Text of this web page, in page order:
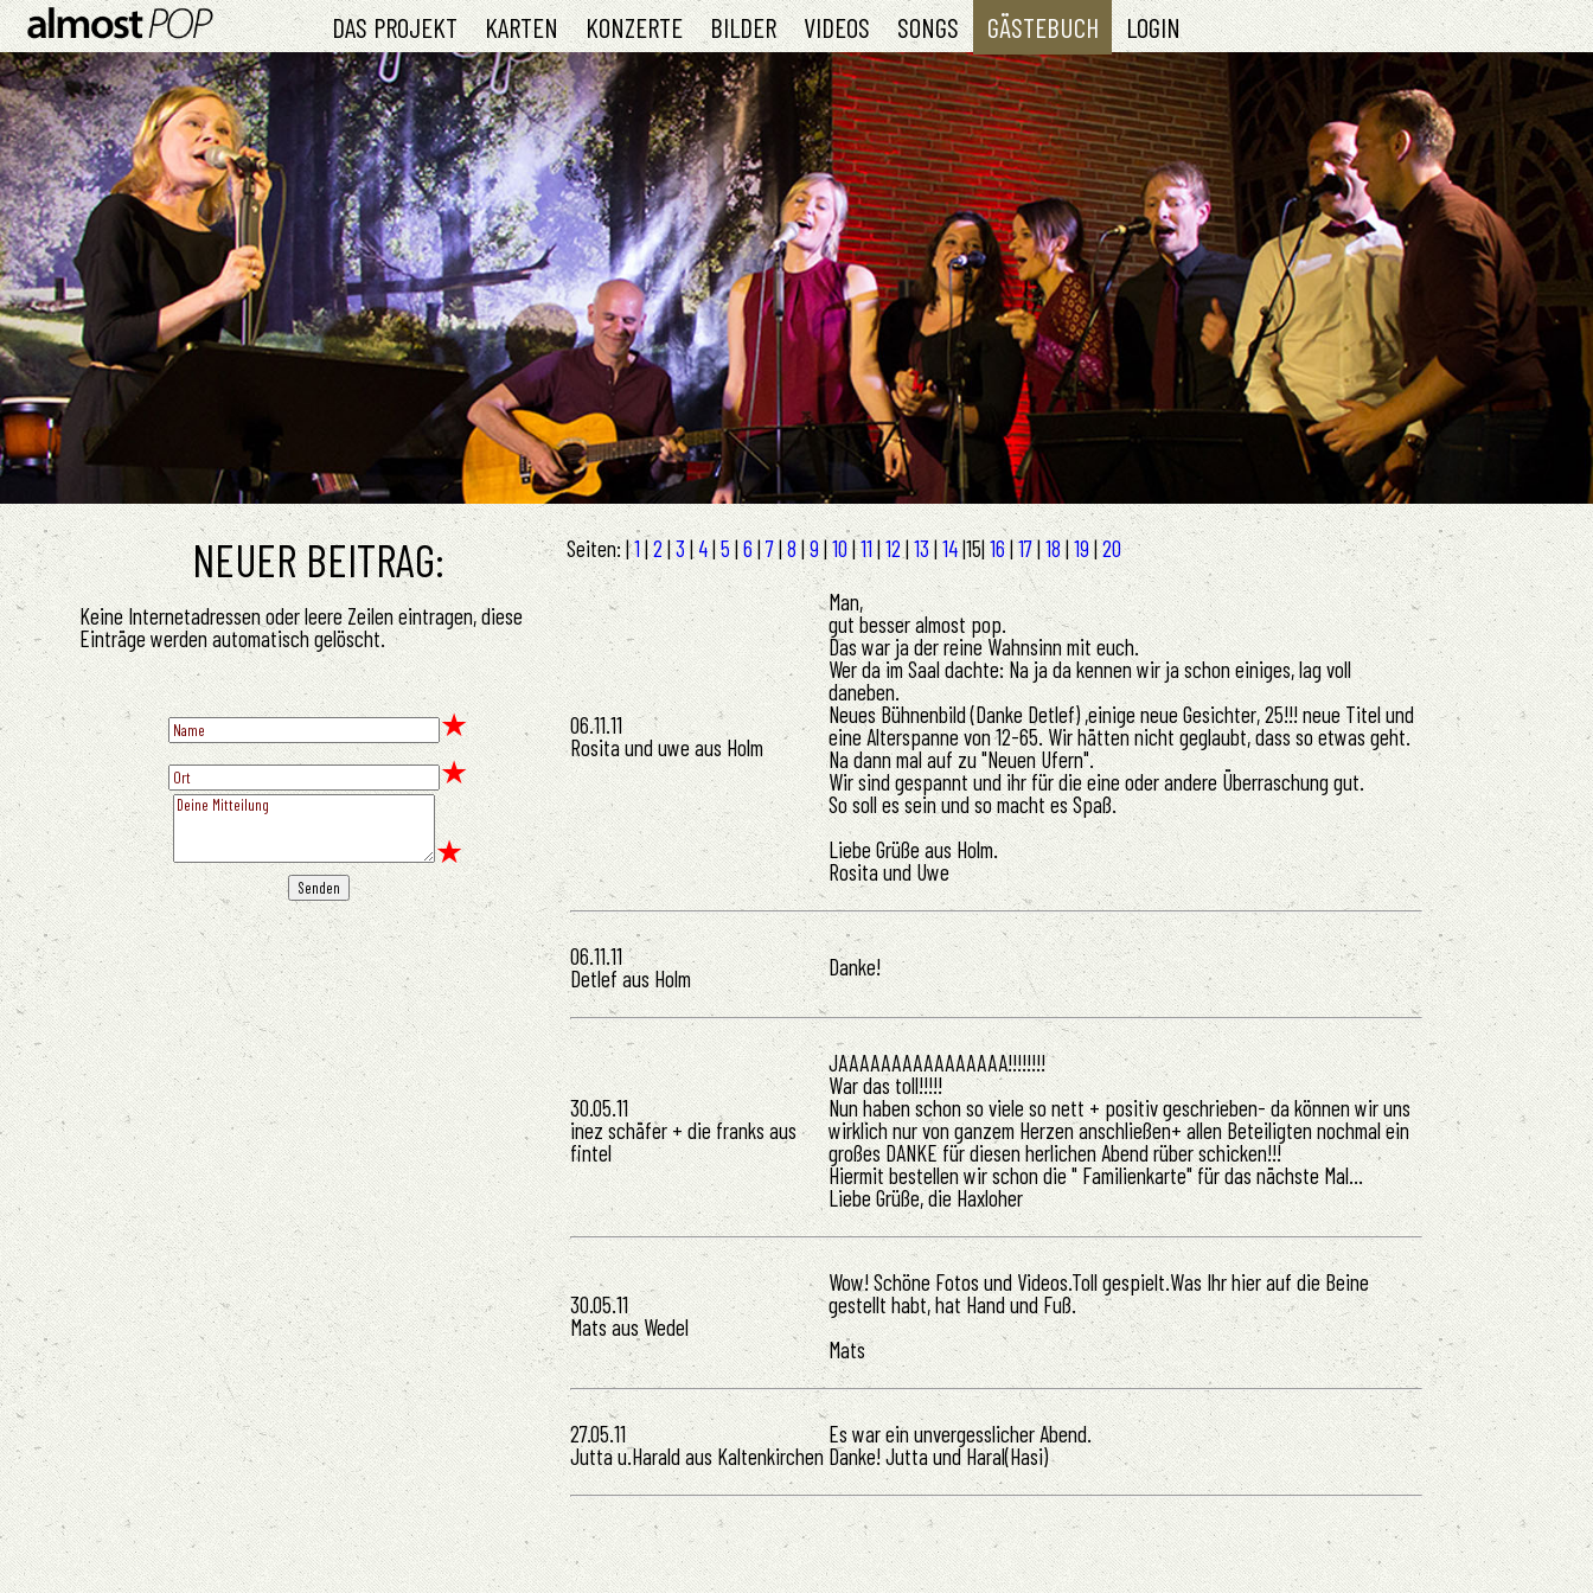
DAS PROJEKT KARTEN KONZERTE BILDER VIDEOS SONGS GÄSTEBUCH LOGIN
NEUER BEITRAG:
Keine Internetadressen oder leere Zeilen eintragen, diese
Einträge werden automatisch gelöscht.
Seiten: |1|2|3|4|5|6|7|8|9|10|11|12|13|14|15|16|17|18|19|20
06.11.11
Rosita und uwe aus Holm
Man,
gut besser almost pop.
Das war ja der reine Wahnsinn mit euch.
Wer da im Saal dachte: Na ja da kennen wir ja schon einiges, lag voll
daneben.
Neues Bühnenbild (Danke Detlef) ,einige neue Gesichter, 25!!! neue Titel und
eine Alterspanne von 12-65. Wir hätten nicht geglaubt, dass so etwas geht.
Na dann mal auf zu "Neuen Ufern".
Wir sind gespannt und ihr für die eine oder andere Überraschung gut.
So soll es sein und so macht es Spaß.
Liebe Grüße aus Holm.
Rosita und Uwe
06.11.11
Detlef aus Holm
Danke!
30.05.11
inez schäfer + die franks aus
fintel
JAAAAAAAAAAAAAAAA!!!!!!!!
War das toll!!!!!
Nun haben schon so viele so nett + positiv geschrieben- da können wir uns
wirklich nur von ganzem Herzen anschließen+ allen Beteiligten nochmal ein
großes DANKE für diesen herlichen Abend rüber schicken!!!
Hiermit bestellen wir schon die " Familienkarte" für das nächste Mal...
Liebe Grüße, die Haxloher
30.05.11
Mats aus Wedel
Wow! Schöne Fotos und Videos.Toll gespielt.Was Ihr hier auf die Beine
gestellt habt, hat Hand und Fuß.
Mats
27.05.11
Jutta u.Harald aus Kaltenkirchen
Es war ein unvergesslicher Abend.
Danke! Jutta und Haral(Hasi)